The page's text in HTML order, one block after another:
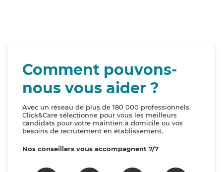
Comment pouvons-
nous vous aider ?
Avec un réseau de plus de 180 000 professionnels,
Click&Care sélectionne pour vous les meilleurs
candidats pour votre maintien à domicile ou vos
besoins de recrutement en établissement.
Nos conseillers vous accompagnent 7/7